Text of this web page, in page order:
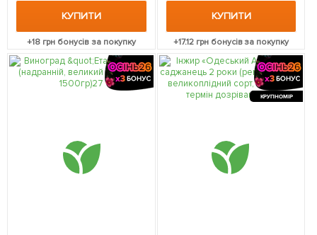
КУПИТИ
+18 грн бонусів за покупку
КУПИТИ
+17.12грн бонусів за покупку
КРУПНОМІР